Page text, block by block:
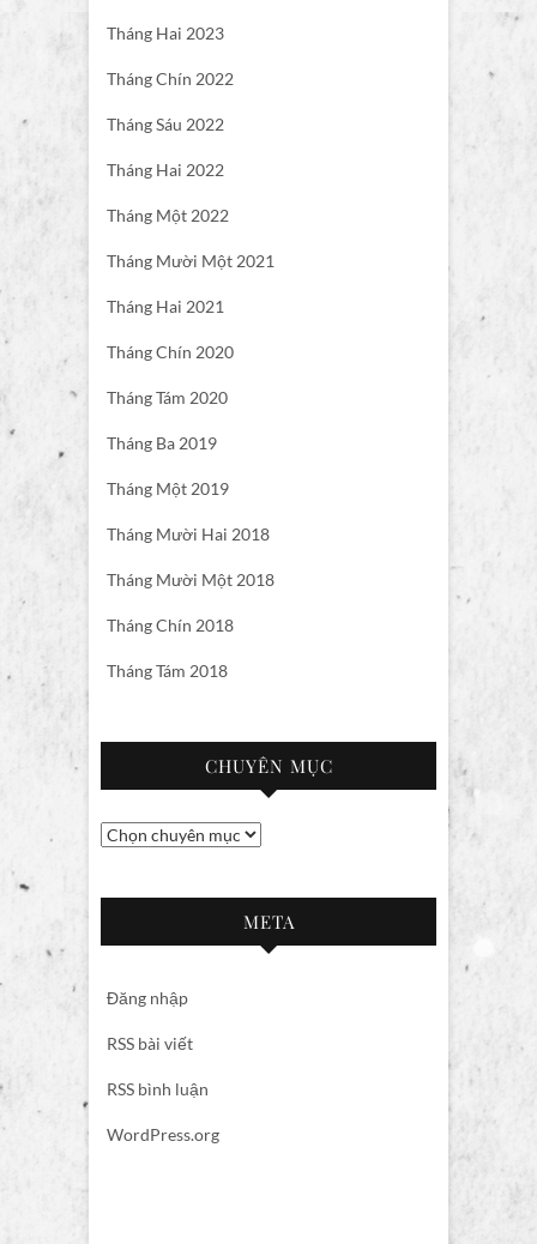
Tháng Hai 2023
Tháng Chín 2022
Tháng Sáu 2022
Tháng Hai 2022
Tháng Một 2022
Tháng Mười Một 2021
Tháng Hai 2021
Tháng Chín 2020
Tháng Tám 2020
Tháng Ba 2019
Tháng Một 2019
Tháng Mười Hai 2018
Tháng Mười Một 2018
Tháng Chín 2018
Tháng Tám 2018
CHUYÊN MỤC
Chuyên
META
Đăng nhập
RSS bài viết
RSS bình luận
WordPress.org